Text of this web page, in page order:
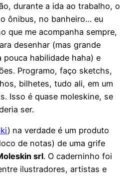
durante a ida ao trabalho, o
ônibus, no banheiro… eu
que me acompanha sempre,
desenhar (mas grande
pouca habilidade haha) e
Programo, faço sketchs,
bilhetes, tudo ali, em um
Isso é quase moleskine, se
ser.
) na verdade é um produto
de notas) de uma grife
srl. O caderninho foi
ilustradores, artistas e